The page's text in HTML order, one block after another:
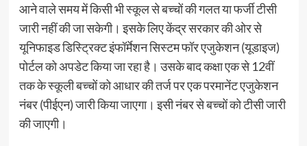
आने वाले समय में किसी भी स्कूल से बच्चों की गलत या फर्जी टीसी
जारी नहीं की जा सकेगी। इसके लिए केंद्र सरकार की ओर से
यूनिफाइड डिस्ट्रिक्ट इंफॉर्मेशन सिस्टम फॉर एजुकेशन (यूडाइज)
पोर्टल को अपडेट किया जा रहा है। उसके बाद कक्षा एक से 12वीं
तक के स्कूली बच्चों को आधार की तर्ज पर एक परमानेंट एजुकेशन
नंबर (पीईएन) जारी किया जाएगा। इसी नंबर से बच्चों को टीसी जारी
की जाएगी।